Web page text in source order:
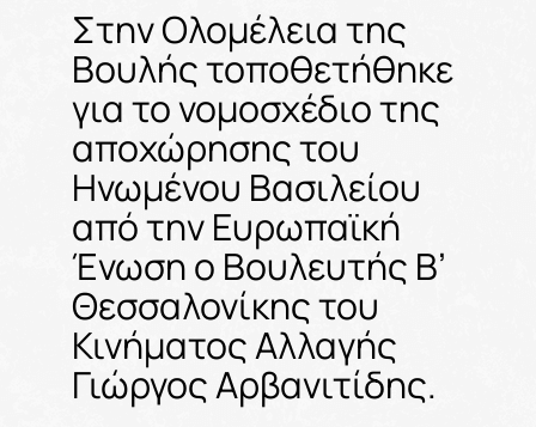
Στην Ολομέλεια της
Βουλής τοποθετήθηκε
για το νομοσχέδιο της
αποχώρησης του
Ηνωμένου Βασιλείου
από την Ευρωπαϊκή
Ένωση ο Βουλευτής Β’
Θεσσαλονίκης του
Κινήματος Αλλαγής
Γιώργος Αρβανιτίδης.